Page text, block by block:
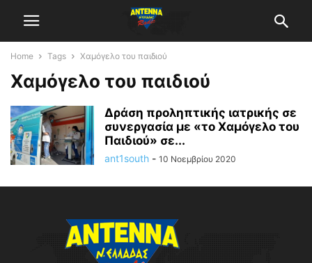
Home Tags Χαμόγελο του παιδιού
Χαμόγελο του παιδιού
Δράση προληπτικής ιατρικής σε
συνεργασία με «το Χαμόγελο του
Παιδιού» σε...
ant1south - 10 Νοεμβρίου 2020